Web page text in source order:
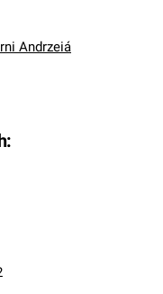
Andrzeiá